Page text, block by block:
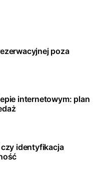
poza
internetowym: plan
identyfikacja